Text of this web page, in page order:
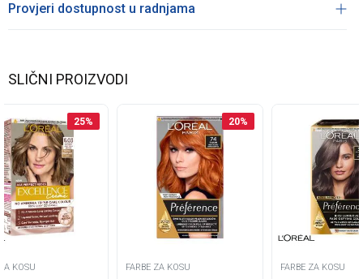
Provjeri dostupnost u radnjama
SLIČNI PROIZVODI
25%
KOSU
20%
FARBE ZA KOSU FARBE ZA KOSU